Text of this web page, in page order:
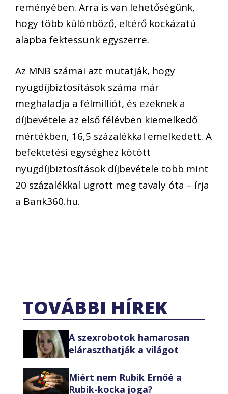
reményében. Arra is van lehetőségünk,
hogy több különböző, eltérő kockázatú
alapba fektessünk egyszerre.
Az MNB számai azt mutatják, hogy
nyugdíjbiztosítások száma már
meghaladja a félmilliót, és ezeknek a
díjbevétele az első félévben kiemelkedő
mértékben, 16,5 százalékkal emelkedett. A
befektetési egységhez kötött
nyugdíjbiztosítások díjbevétele több mint
20 százalékkal ugrott meg tavaly óta – írja
a Bank360.hu.
TOVÁBBI HÍREK
A szexrobotok hamarosan
eláraszthatják a világot
Miért nem Rubik Ernőé a
Rubik-kocka joga?